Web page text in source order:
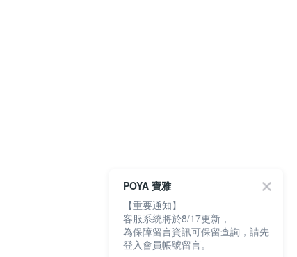
POYA 寶雅
【重要通知】
客服系統將於8/17更新，
為保障留言資訊可保留查詢，請先
登入會員帳號留言。